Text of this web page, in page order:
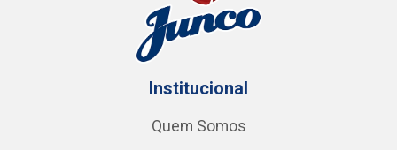
Institucional
Quem Somos